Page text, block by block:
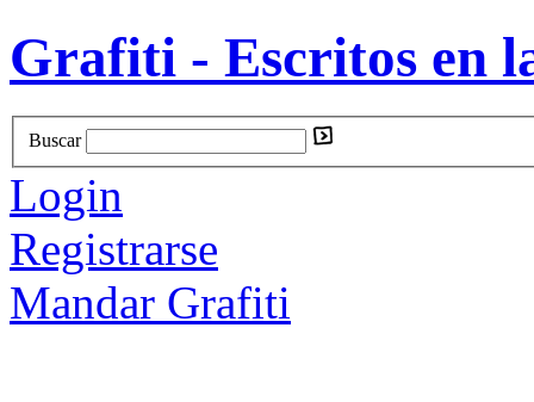
Grafiti - Escritos en
Buscar
Login
Registrarse
Mandar Grafiti